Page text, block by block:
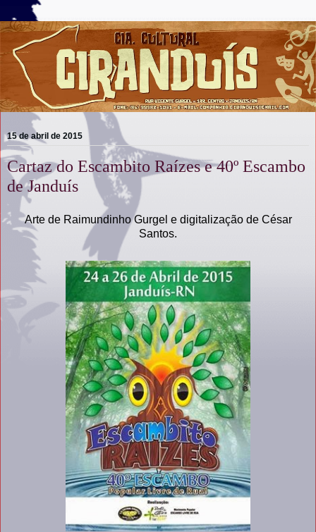
15 de abril de 2015
Cartaz do Escambito Raízes e 40º Escambo
de Janduís
Arte de Raimundinho Gurgel e digitalização de César
Santos.